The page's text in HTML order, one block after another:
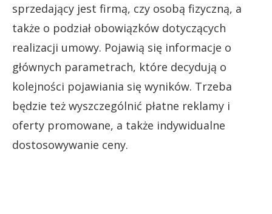
sprzedający jest firmą, czy osobą fizyczną, a
także o podział obowiązków dotyczących
realizacji umowy. Pojawią się informacje o
głównych parametrach, które decydują o
kolejności pojawiania się wyników. Trzeba
będzie też wyszczególnić płatne reklamy i
oferty promowane, a także indywidualne
dostosowywanie ceny.